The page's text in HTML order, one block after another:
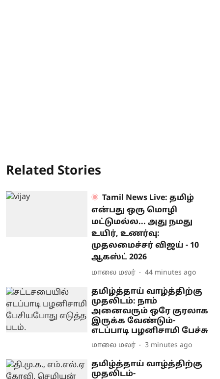
Related Stories
Tamil News Live: தமிழ்
என்பது ஒரு மொழி
மட்டுமல்ல... அது நமது
உயிர், உணர்வு:
முதலமைச்சர் விஜய் - 10
ஆகஸ்ட் 2026
மாலை மலர் 44 minutes ago
தமிழ்த்தாய் வாழ்த்திற்கு
முதலிடம்: நாம்
அனைவரும் ஒரே குரலாக
இருக்க வேண்டும்-
எடப்பாடி பழனிசாமி பேச்சு
மாலை மலர் 3 minutes ago
தமிழ்த்தாய் வாழ்த்திற்கு
முதலிடம்-